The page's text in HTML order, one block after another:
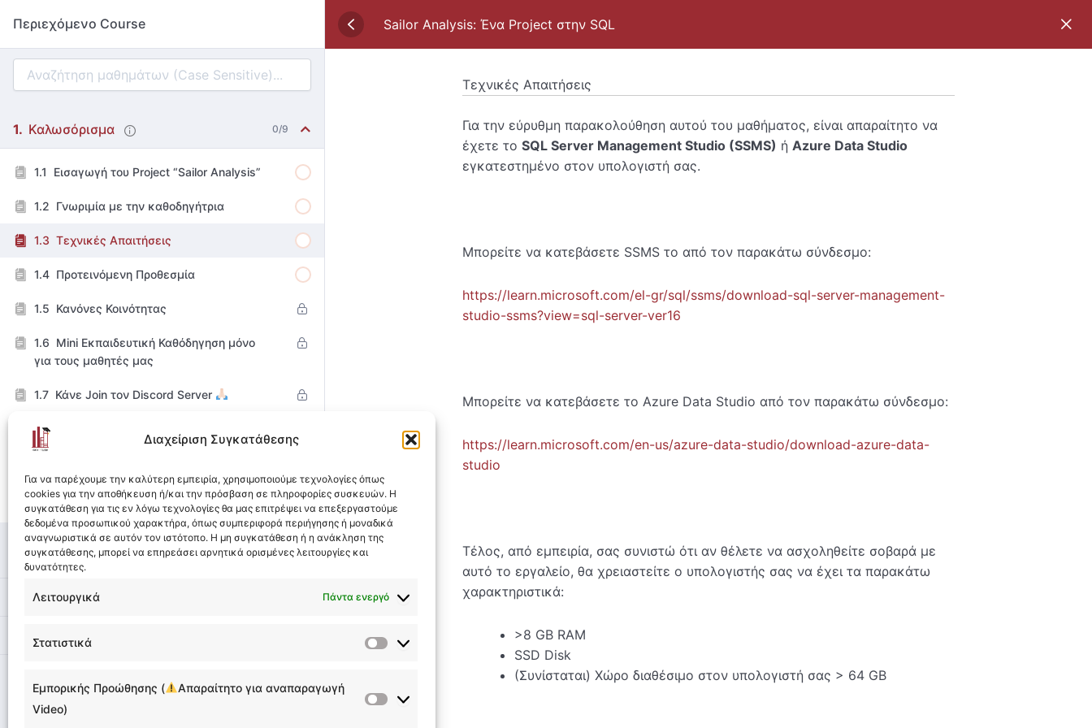
Διαχείριση Συγκατάθεσης
Για να παρέχουμε την καλύτερη εμπειρία, χρησιμοποιούμε τεχνολογίες όπως
cookies για την αποθήκευση ή/και την πρόσβαση σε πληροφορίες συσκευών. Η
συγκατάθεση για τις εν λόγω τεχνολογίες θα μας επιτρέψει να επεξεργαστούμε
δεδομένα προσωπικού χαρακτήρα, όπως συμπεριφορά περιήγησης ή μοναδικά
αναγνωριστικά σε αυτόν τον ιστότοπο. Η μη συγκατάθεση ή η ανάκληση της
συγκατάθεσης, μπορεί να επηρεάσει αρνητικά ορισμένες λειτουργίες και
δυνατότητες.
Λειτουργικά Πάντα ενεργό
Στατιστικά
Στατιστικά
Εμπορικής Προώθησης (
Απαραίτητο για αναπαραγωγή
Video)
Εμπορικής
Περιεχόμενο Course
Καλωσόρισμα 0/9
Εισαγωγή του Project “Sailor Analysis”
Γνωριμία με την καθοδηγήτρια
Τεχνικές Απαιτήσεις
Προτεινόμενη Προθεσμία
Κανόνες Κοινότητας
Mini Εκπαιδευτική Καθόδηγηση μόνο
για τους μαθητές μας
Κάνε Join τον Discord Server
Ενεργοποίηση Cookies Εμπορικής
Τελευταία λόγια και… ξεκινάμε!
Εγκατάσταση του SQL Server
Management Studio
0/3
Project
Επόμενα Βήματα
Sailor Analysis: Ένα Project στην SQL
Τεχνικές Απαιτήσεις
Για την εύρυθμη παρακολούθηση αυτού του μαθήματος, είναι απαραίτητο να
έχετε τοSQL Server Management Studio (SSMS) ήAzure Data Studio
εγκατεστημένο στον υπολογιστή σας.
Μπορείτε να κατεβάσετε SSMS το από τον παρακάτω σύνδεσμο:
https://learn.microsoft.com/el-gr/sql/ssms/download-sql-server-management-
studio-ssms?view=sql-server-ver16
Μπορείτε να κατεβάσετε το Azure Data Studio από τον παρακάτω σύνδεσμο:
https://learn.microsoft.com/en-us/azure-data-studio/download-azure-data-
studio
Τέλος, από εμπειρία, σας συνιστώ ότι αν θέλετε να ασχοληθείτε σοβαρά με
αυτό το εργαλείο, θα χρειαστείτε ο υπολογιστής σας να έχει τα παρακάτω
χαρακτηριστικά:
>8 GB RAM
SSD Disk
(Συνίσταται) Χώρο διαθέσιμο στον υπολογιστή σας > 64 GB